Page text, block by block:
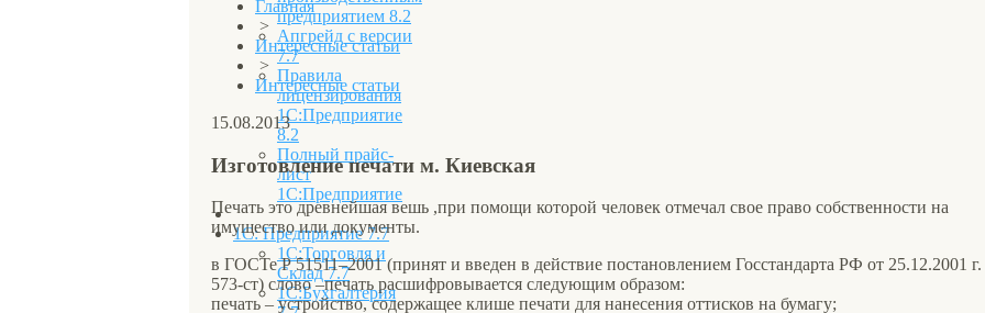
предприятием 8.2
Апгрейд с версии
7.7
Правила
лицензирования
1С:Предприятие
8.2
Полный прайс-
лист
1С:Предприятие
1С: Предприятие 7.7
1С:Торговля и
Склад 7.7
1С:Бухгалтерия
Главная
>
Интересные статьи
>
Интересные статьи
15.08.2013
Изготовление печати м. Киевская
Печать это древнейшая вешь ,при помощи которой человек отмечал свое право собственности на
имущество или документы.
в ГОСТе Р 51511–2001 (принят и введен в действие постановлением Госстандарта РФ от 25.12.2001
573-ст) слово –печать расшифровывается следующим образом:
печать – устройство, содержащее клише печати для нанесения оттисков на бумагу;